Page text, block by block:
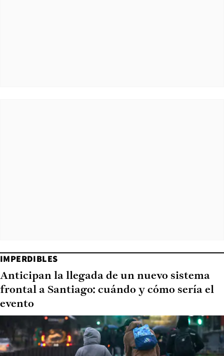
IMPERDIBLES
Anticipan la llegada de un nuevo sistema
frontal a Santiago: cuándo y cómo sería el
evento